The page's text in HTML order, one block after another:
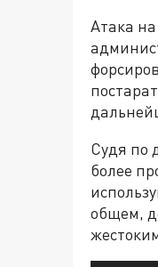
Атака
Судя по
более
общем,